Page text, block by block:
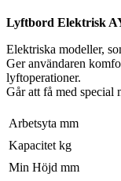
Lyftbord Elektrisk
Elektriska modeller,
Ger användaren
lyftoperationer.
Går att få med special
Arbetsyta mm
Kapacitet kg
Min Höjd mm